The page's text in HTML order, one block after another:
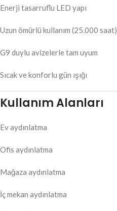
Enerji tasarruflu LED yapı
Uzun ömürlü kullanım (25.000 saat)
G9 duylu avizelerle tam uyum
Sıcak ve konforlu gün ışığı
Kullanım Alanları
Ev aydınlatma
Ofis aydınlatma
Mağaza aydınlatma
İç mekan aydınlatma